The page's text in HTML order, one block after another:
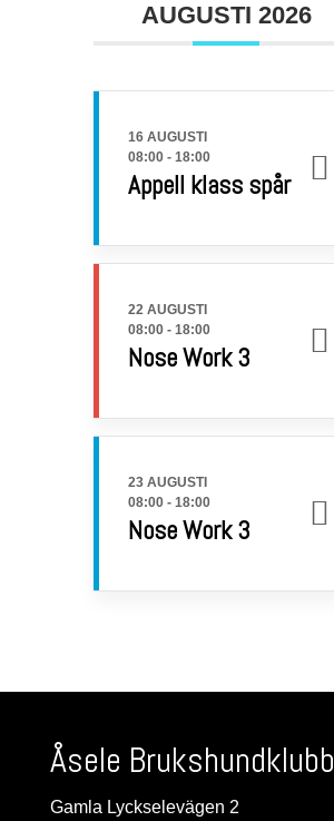
AUGUSTI 2026
16 AUGUSTI
08:00 - 18:00
Appell klass spår
22 AUGUSTI
08:00 - 18:00
Nose Work 3
23 AUGUSTI
08:00 - 18:00
Nose Work 3
Åsele Brukshundklubb
Gamla Lyckselevägen 2